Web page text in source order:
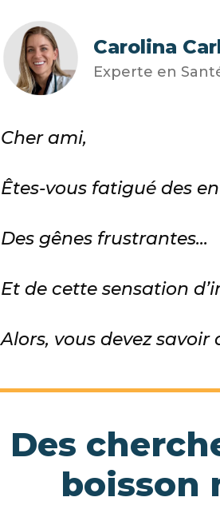
Carolina
Experte en
Cher ami,
Êtes-vous fatigué des
Des gênes frustrantes...
Et de cette sensation
Alors, vous devez savoir
Des
boisson